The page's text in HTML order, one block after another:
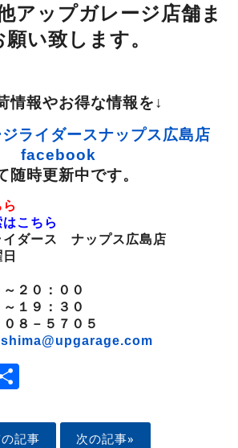
アップガレージ店舗ま
願い致します。
情報やお得な情報を↓
ライダースナップス広島店
facebook
随時更新中です。
こちら
イダース ナップス広島店
２０：００
１９：３０
８－５７０５
Share
記事 次の記事»